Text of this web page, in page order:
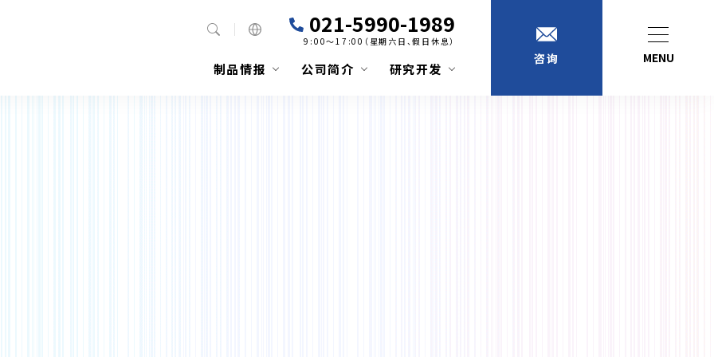
021-5990-1989
9:00～17:00（星期六日、假日休息）
制品情报 公司简介 研究开发
咨询 MENU